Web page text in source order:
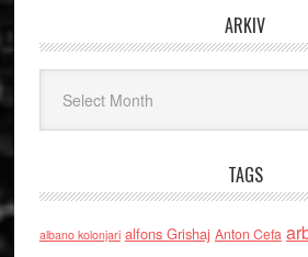
ARKIV
TAGS
albano kolonjari alfons Grishaj Anton Cefa